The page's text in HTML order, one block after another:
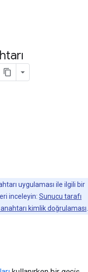
uygulaması ile ilgili bir
inceleyin: Sunucu tarafı
kimlik doğrulaması